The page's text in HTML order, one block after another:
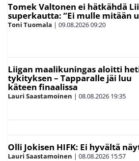
Tomek Valtonen ei hätkähdä
superkautta: ”Ei mulle mitään
Toni Tuomala | 09.08.202609:20
Liigan maalikuningas aloitti
tykityksen – Tapparalle jäi luu
käteen finaalissa
Lauri Saastamoinen | 08.08.2026 19:35
Olli Jokisen HIFK: Ei hyvältä
Lauri Saastamoinen | 08.08.2026 15:57